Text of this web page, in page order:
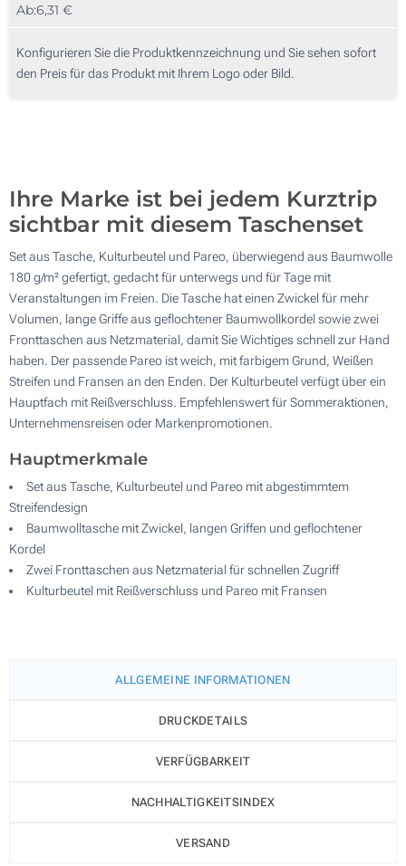
Digitaler Transferdruck in Vollfarbe (Auf der Tasche)
30
150
Ab:6,31 €
Konfigurieren Sie die Produktkennzeichnung und Sie sehen sofort
den Preis für das Produkt mit Ihrem Logo oder Bild.
Ihre Marke ist bei jedem Kurztrip
sichtbar mit diesem Taschenset
Set aus Tasche, Kulturbeutel und Pareo, überwiegend aus Baumwolle
180 g/m² gefertigt, gedacht für unterwegs und für Tage mit
Veranstaltungen im Freien. Die Tasche hat einen Zwickel für mehr
Volumen, lange Griffe aus geflochtener Baumwollkordel sowie zwei
Fronttaschen aus Netzmaterial, damit Sie Wichtiges schnell zur Hand
haben. Der passende Pareo ist weich, mit farbigem Grund, Weißen
Streifen und Fransen an den Enden. Der Kulturbeutel verfügt über ein
Hauptfach mit Reißverschluss. Empfehlenswert für Sommeraktionen,
Unternehmensreisen oder Markenpromotionen.
Hauptmerkmale
Set aus Tasche, Kulturbeutel und Pareo mit abgestimmtem
Streifendesign
Baumwolltasche mit Zwickel, langen Griffen und geflochtener
Kordel
Zwei Fronttaschen aus Netzmaterial für schnellen Zugriff
Kulturbeutel mit Reißverschluss und Pareo mit Fransen
ALLGEMEINE INFORMATIONEN
DRUCKDETAILS
VERFÜGBARKEIT
NACHHALTIGKEITSINDEX
VERSAND